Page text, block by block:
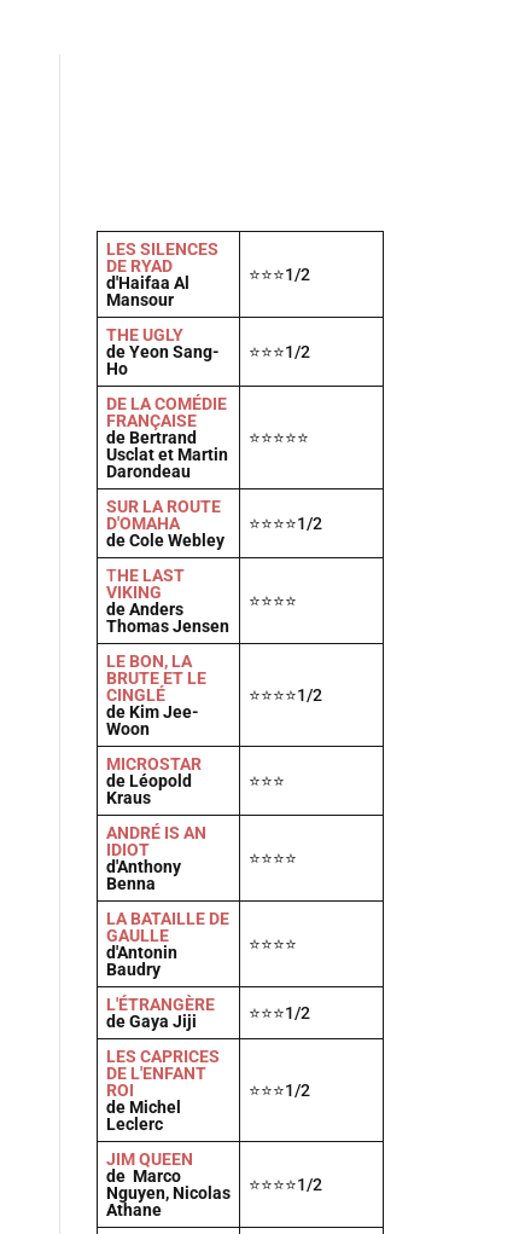
LES SILENCES
DE RYAD
d'Haifaa Al
Mansour
⭐⭐⭐1/2
THE UGLY
de Yeon Sang-
Ho
⭐⭐⭐1/2
DE LA COMÉDIE
FRANÇAISE
de Bertrand
Usclat et Martin
Darondeau
⭐⭐⭐⭐⭐
SUR LA ROUTE
D'OMAHA
de Cole Webley
⭐⭐⭐⭐1/2
THE LAST
VIKING
de Anders
Thomas Jensen
⭐⭐⭐⭐
LE BON, LA
BRUTE ET LE
CINGLÉ
de Kim Jee-
Woon
⭐⭐⭐⭐1/2
MICROSTAR
de Léopold
Kraus
⭐⭐⭐
ANDRÉ IS AN
IDIOT
d'Anthony
Benna
⭐⭐⭐⭐
LA BATAILLE DE
GAULLE
d'Antonin
Baudry
⭐⭐⭐⭐
L'ÉTRANGÈRE
de Gaya Jiji
⭐⭐⭐1/2
LES CAPRICES
DE L'ENFANT
ROI
de Michel
Leclerc
⭐⭐⭐1/2
JIM QUEEN
de Marco
Nguyen, Nicolas
Athane
⭐⭐⭐⭐1/2